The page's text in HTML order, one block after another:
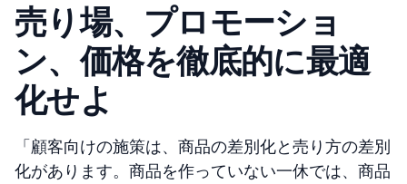
売り場、プロモーショ
ン、価格を徹底的に最適
化せよ
「顧客向けの施策は、商品の差別化と売り方の差別
化があります。商品を作っていない一休では、商品